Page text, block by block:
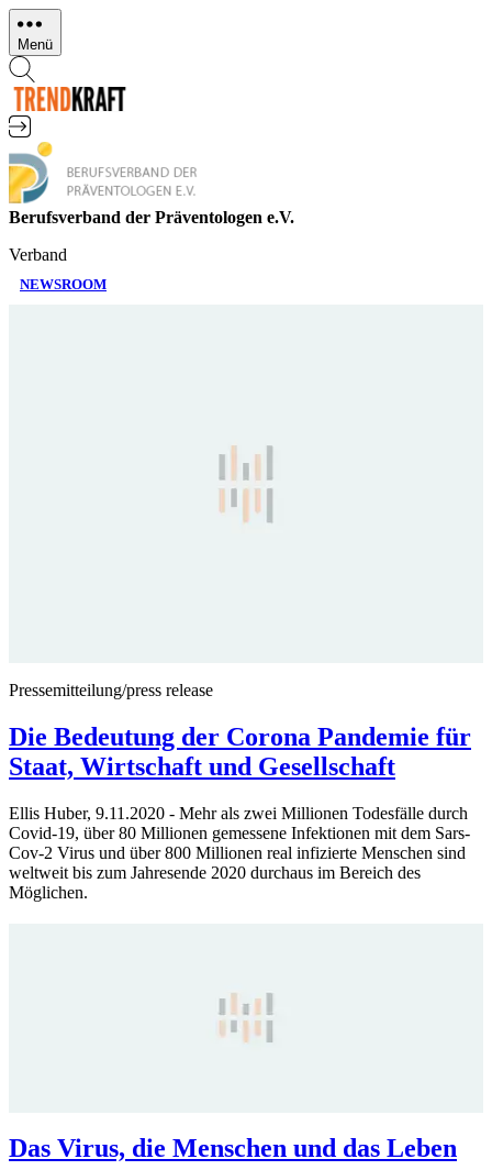
Direkt
zum
Inhalt
Menü
Berufsverband der Präventologen e.V.
Verband
NEWSROOM
Pressemitteilung/press release
Die Bedeutung der Corona Pandemie für
Staat, Wirtschaft und Gesellschaft
Ellis Huber, 9.11.2020 - Mehr als zwei Millionen Todesfälle durch
Covid-19, über 80 Millionen gemessene Infektionen mit dem Sars-
Cov-2 Virus und über 800 Millionen real infizierte Menschen sind
weltweit bis zum Jahresende 2020 durchaus im Bereich des
Möglichen.
Das Virus, die Menschen und das Leben